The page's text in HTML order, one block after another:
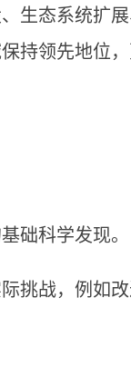
生态系统扩
持领先地位
础科学发现。
挑战，例如